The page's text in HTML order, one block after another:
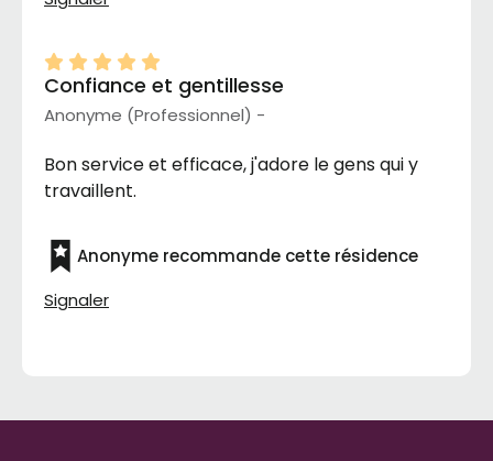
Confiance et gentillesse
Anonyme (Professionnel) -
Bon service et efficace, j'adore le gens qui y
travaillent.
Anonyme recommande cette résidence
Signaler